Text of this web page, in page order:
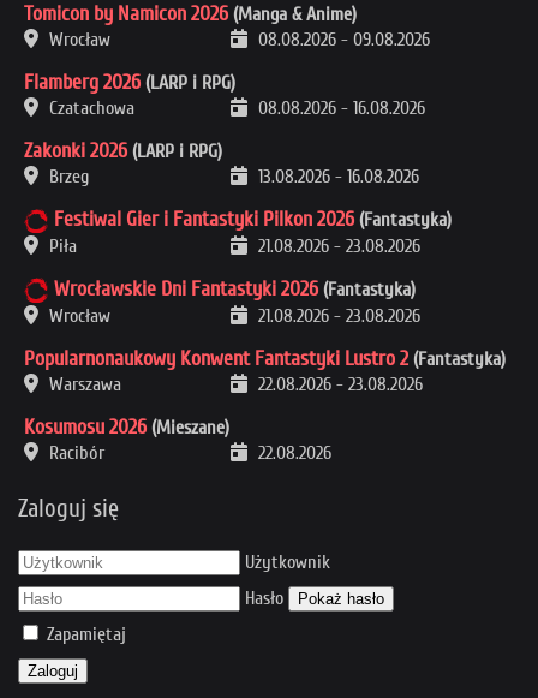
Tomicon by Namicon 2026 (Manga & Anime)
Wrocław
08.08.2026 - 09.08.2026
Flamberg 2026 (LARP i RPG)
Czatachowa
08.08.2026 - 16.08.2026
Zakonki 2026 (LARP i RPG)
Brzeg
13.08.2026 - 16.08.2026
Festiwal Gier i Fantastyki Pilkon 2026 (Fantastyka)
Piła
21.08.2026 - 23.08.2026
Wrocławskie Dni Fantastyki 2026 (Fantastyka)
Wrocław
21.08.2026 - 23.08.2026
Popularnonaukowy Konwent Fantastyki Lustro 2 (Fantastyka)
Warszawa
22.08.2026 - 23.08.2026
Kosumosu 2026 (Mieszane)
Racibór
22.08.2026
Zaloguj się
Użytkownik
Hasło
Pokaż hasło
Zapamiętaj
Zaloguj